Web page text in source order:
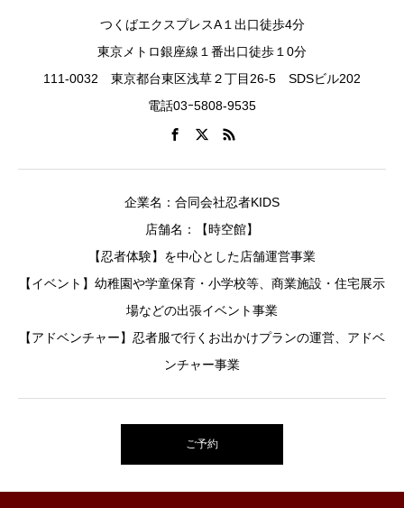
つくばエクスプレスA１出口徒歩4分
東京メトロ銀座線１番出口徒歩１0分
111-0032 東京都台東区浅草２丁目26-5 SDSビル202
電話03ｰ5808-9535
企業名：合同会社忍者KIDS
店舗名：【時空館】
【忍者体験】を中心とした店舗運営事業
【イベント】幼稚園や学童保育・小学校等、商業施設・住宅展示
場などの出張イベント事業
【アドベンチャー】忍者服で行くお出かけプランの運営、アドベ
ンチャー事業
ご予約